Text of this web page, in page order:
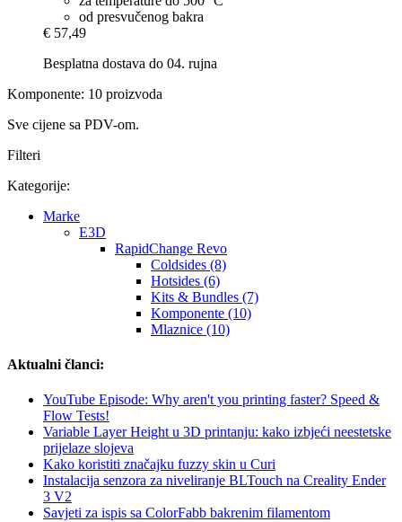
od presvučenog bakra
€ 57,49
Besplatna dostava do 04. rujna
Komponente: 10 proizvoda
Sve cijene sa PDV-om.
Filteri
Kategorije:
Marke
E3D
RapidChange Revo
Coldsides (8)
Hotsides (6)
Kits & Bundles (7)
Komponente (10)
Mlaznice (10)
Aktualni članci:
YouTube Episode: Why aren't you printing faster? Speed &
Flow Tests!
Variable Layer Height u 3D printanju: kako izbjeći neestetske
prijelaze slojeva
Kako koristiti značajku fuzzy skin u Curi
Instalacija senzora za niveliranje BLTouch na Creality Ender
3 V2
Savjeti za ispis sa ColorFabb bakrenim filamentom